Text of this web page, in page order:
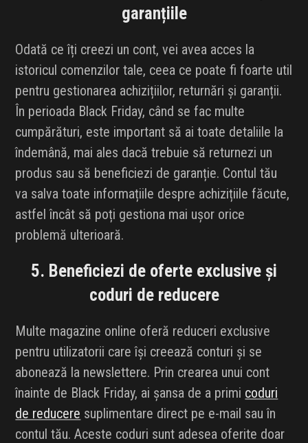
garanțiile
Odată ce îți creezi un cont, vei avea acces la
istoricul comenzilor tale, ceea ce poate fi foarte util
pentru gestionarea achizițiilor, returnări și garanții.
În perioada Black Friday, când se fac multe
cumpărături, este important să ai toate detaliile la
îndemână, mai ales dacă trebuie să returnezi un
produs sau să beneficiezi de garanție. Contul tău
va salva toate informațiile despre achizițiile făcute,
astfel încât să poți gestiona mai ușor orice
problemă ulterioară.
5. Beneficiezi de oferte exclusive și
coduri de reducere
Multe magazine online oferă reduceri exclusive
pentru utilizatorii care își creează conturi și se
abonează la newslettere. Prin crearea unui cont
înainte de Black Friday, ai șansa de a primi coduri
de reducere suplimentare direct pe e-mail sau în
contul tău. Aceste coduri sunt adesea oferite doar